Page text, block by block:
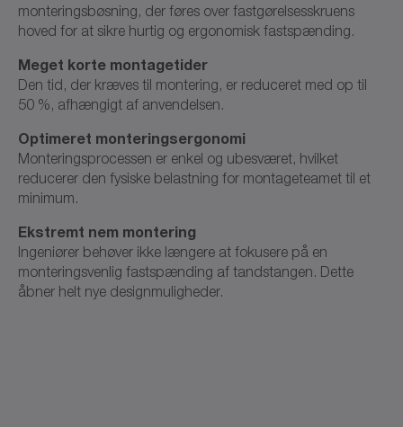
monteringsbøsning, der føres over fastgørelsesskruens
hoved for at sikre hurtig og ergonomisk fastspænding.
Meget korte montagetider
Den tid, der kræves til montering, er reduceret med op til
50 %, afhængigt af anvendelsen.
Optimeret monteringsergonomi
Monteringsprocessen er enkel og ubesværet, hvilket
reducerer den fysiske belastning for montageteamet til et
minimum.
Ekstremt nem montering
Ingeniører behøver ikke længere at fokusere på en
monteringsvenlig fastspænding af tandstangen. Dette
åbner helt nye designmuligheder.